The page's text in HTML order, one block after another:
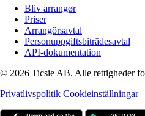
Bliv arrangør
Priser
Arrangörsavtal
Personuppgiftsbiträdesavtal
API-dokumentation
© 2026 Ticsie AB. Alle rettigheder
Privatlivspolitik Cookieinställningar